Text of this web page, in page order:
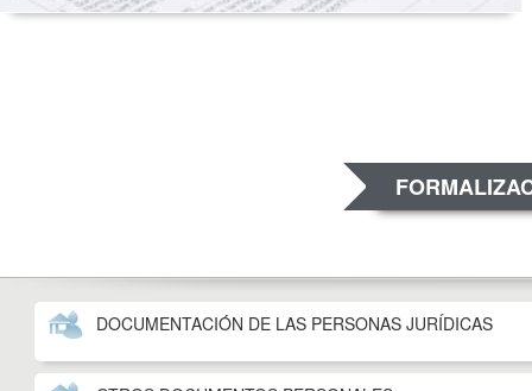
DOCUMENTACIÓN DE LAS PERSONAS JURÍDICAS